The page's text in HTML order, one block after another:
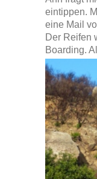
eintippen.
eine Mail
Der Reifen
Boarding.